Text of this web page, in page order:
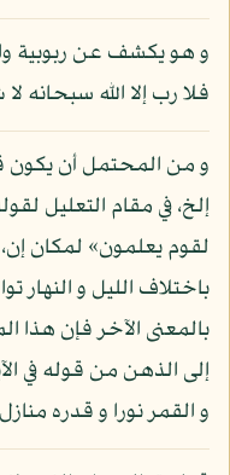
و هو يكشف عن ربوبية
فلا رب إلا الله سبحانه
و من المحتمل أن يكون
إلخ، في مقام التعليل
لقوم يعلمون» لمكان
باختلاف الليل و النهار
بالمعنى الآخر فإن هذا
إلى الذهن من قوله في
و القمر نورا و قدره